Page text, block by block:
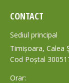
CONTACT
Sediul principal
Timișoara, Calea
Cod Poștal
Orar: